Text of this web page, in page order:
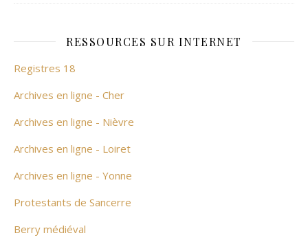
RESSOURCES SUR INTERNET
Registres 18
Archives en ligne - Cher
Archives en ligne - Nièvre
Archives en ligne - Loiret
Archives en ligne - Yonne
Protestants de Sancerre
Berry médiéval